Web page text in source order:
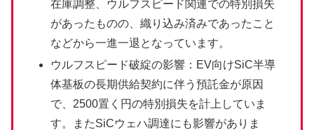
在庫調整、ウルフスピード関連での特別損失
があったものの、織り込み済みであったこと
などから一進一退となっています。
ウルフスピード破綻の影響：EV向けSiC半導
体基板の長期供給契約に伴う預託金が原因
で、2500置く円の特別損失を計上していま
す。またSiCウェハ調達にも影響がありま